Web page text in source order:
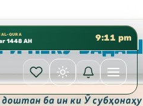
AL-QURA
1448 AH 9:11 pm